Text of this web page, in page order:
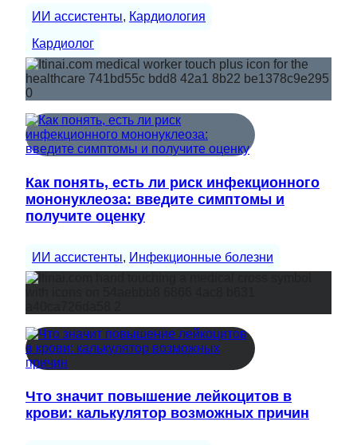
ИИ ассистенты, Кардиология
Кардиолог
Как понять, есть ли риск инфекционного
мононуклеоза: введите симптомы и
получите оценку
ИИ ассистенты, Инфекционные болезни
Что значит повышение лейкоцитов в
крови: калькулятор возможных причин